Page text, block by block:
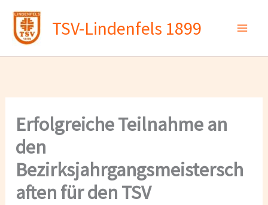
Zum
Inhalt
springen
TSV-Lindenfels 1899
Erfolgreiche Teilnahme an
den
Bezirksjahrgangsmeistersch
aften für den TSV